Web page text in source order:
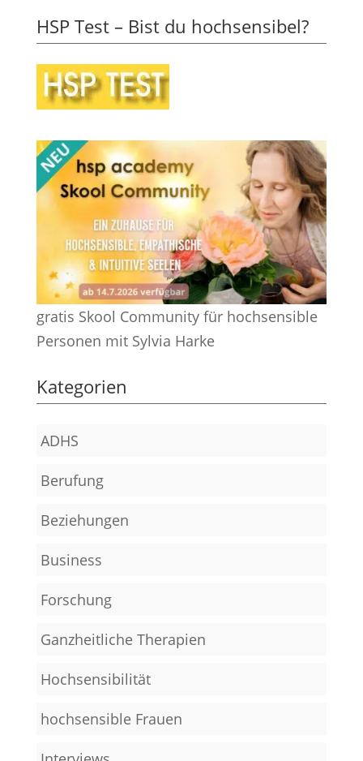
HSP Test – Bist du hochsensibel?
gratis Skool Community für hochsensible
Personen mit Sylvia Harke
Kategorien
ADHS
Berufung
Beziehungen
Business
Forschung
Ganzheitliche Therapien
Hochsensibilität
hochsensible Frauen